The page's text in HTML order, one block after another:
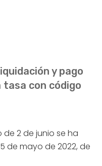
y pago
con código
de 2 de junio se ha
de mayo de 2022, de